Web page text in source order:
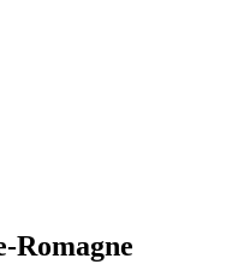
Romagne